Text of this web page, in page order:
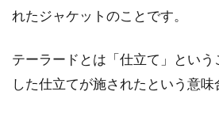
ニットの種類
ふわふわ、モコモ
れたジャケットのことです。
テーラードとは「仕立て」という
した仕立てが施されたという意味